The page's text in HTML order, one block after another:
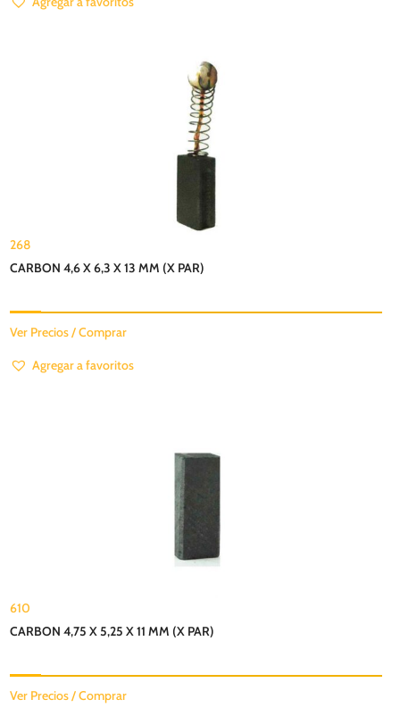
268
CARBON 4,6 X 6,3 X 13 MM (X PAR)
Ver Precios / Comprar
Agregar a favoritos
610
CARBON 4,75 X 5,25 X 11 MM (X PAR)
Ver Precios / Comprar